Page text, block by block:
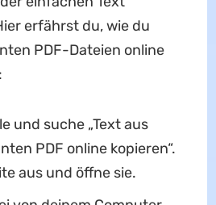
erfährst du, wie du
PDF-Dateien online
und suche „Text aus
PDF online kopieren“.
aus und öffne sie.